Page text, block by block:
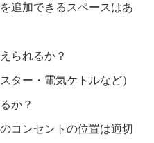
追加できるスペースはあ
られるか？
ター・電気ケトルなど）
か？
コンセントの位置は適切